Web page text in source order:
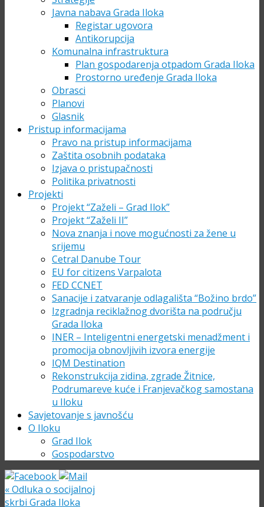
Javna nabava Grada Iloka
Registar ugovora
Antikorupcija
Komunalna infrastruktura
Plan gospodarenja otpadom Grada Iloka
Prostorno uređenje Grada Iloka
Obrasci
Planovi
Glasnik
Pristup informacijama
Pravo na pristup informacijama
Zaštita osobnih podataka
Izjava o pristupačnosti
Politika privatnosti
Projekti
Projekt “Zaželi – Grad Ilok”
Projekt “Zaželi II”
Nova znanja i nove mogućnosti za žene u
srijemu
Cetral Danube Tour
EU for citizens Varpalota
FED CCNET
Sanacije i zatvaranje odlagališta “Božino brdo”
Izgradnja reciklažnog dvorišta na području
Grada Iloka
INER – Inteligentni energetski menadžment i
promocija obnovljivih izvora energije
IQM Destination
Rekonstrukcija zidina, zgrade Žitnice,
Podrumareve kuće i Franjevačkog samostana
u Iloku
Savjetovanje s javnošću
O Iloku
Grad Ilok
Gospodarstvo
«Odluka o socijalnoj
skrbi Grada Iloka